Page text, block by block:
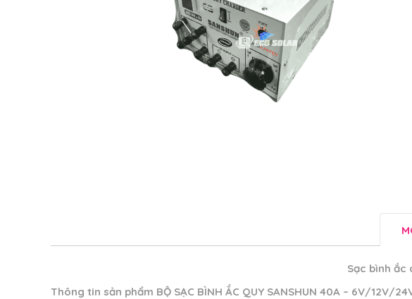
Sạc bình ắc
Thông tin sản phẩm BỘ SẠC BÌNH ẮC QUY SANSHUN 40A – 6V/12V/